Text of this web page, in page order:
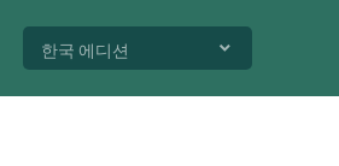
한국 에디션